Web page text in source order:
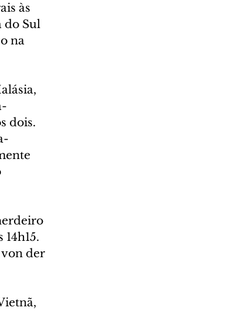
às
do Sul
na
dois.
von der